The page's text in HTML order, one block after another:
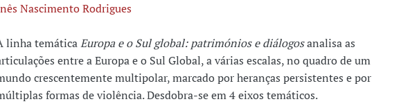
Nascimento Rodrigues
linha temáticaEuropa e o Sul global: patrimónios e diálogosanalisa as
entre a Europa e o Sul Global, a várias escalas, no quadro de um
crescentemente multipolar, marcado por heranças persistentes e por
formas de violência. Desdobra-se em 4 eixos temáticos.